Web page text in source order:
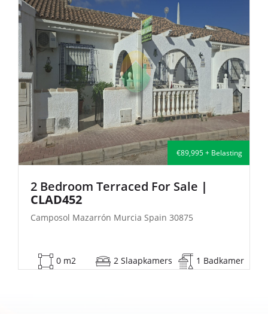
€135,000 +
2 Bedroom Semi-Detached For Sale
| FB140
Camposol Mazarrón Murcia Spain 30875
53 m2 2 Slaapkamers 1